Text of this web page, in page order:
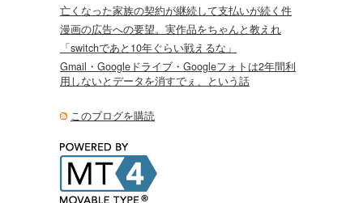
亡くなった家族の契約が継続して支払いが続く件
漫画の広告への要望。実作品をちゃんと教えれ
「switchであと10年ぐらい戦えるな」
Gmail・Googleドライブ・Googleフォトは2年間利
用しないとデータを消すでぇ、という話
このブログを購読